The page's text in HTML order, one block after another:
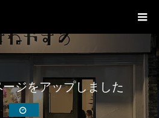
ジをアップしました